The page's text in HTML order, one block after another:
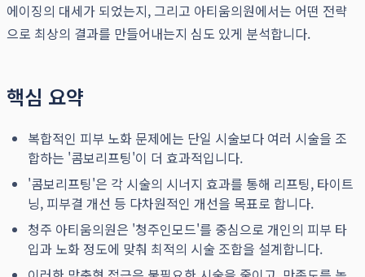
에이징의 대세가 되었는지, 그리고 아티움의원에서는 어떤 전략
으로 최상의 결과를 만들어내는지 심도 있게 분석합니다.
핵심 요약
복합적인 피부 노화 문제에는 단일 시술보다 여러 시술을 조
합하는 '콤보리프팅'이 더 효과적입니다.
'콤보리프팅'은 각 시술의 시너지 효과를 통해 리프팅, 타이트
닝, 피부결 개선 등 다차원적인 개선을 목표로 합니다.
청주 아티움의원은 '청주인모드'를 중심으로 개인의 피부 타
입과 노화 정도에 맞춰 최적의 시술 조합을 설계합니다.